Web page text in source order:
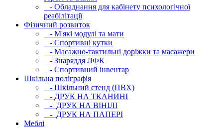
- Обладнання для кабінету психологічної
реабілітації
Фізичний розвиток
- М'які модулi та мати
- Спортивні кутки
- Масажно-тактильні доріжки та масажери
- Знаряддя ЛФК
- Спортивний інвентар
Шкільна поліграфія
- Шкільний стенд (ПВХ)
- ДРУК НА ТКАНИНІ
- ДРУК НА ВІНІЛІ
- ДРУК НА ПАПЕРІ
Меблі